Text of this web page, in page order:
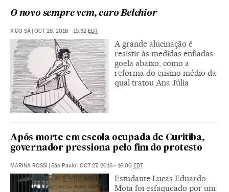
O novo sempre vem, caro Belchior
XICO SÁ | OCT 28, 2016 - 15:32 EDT
A grande alucinação é
resistir às medidas enfiadas
goela abaixo, como a
reforma do ensino médio da
qual tratou Ana Júlia
Após morte em escola ocupada de Curitiba,
governador pressiona pelo fim do protesto
MARINA ROSSI | São Paulo | OCT 27, 2016 - 16:00 EDT
Estudante Lucas Eduardo
Mota foi esfaqueado por um